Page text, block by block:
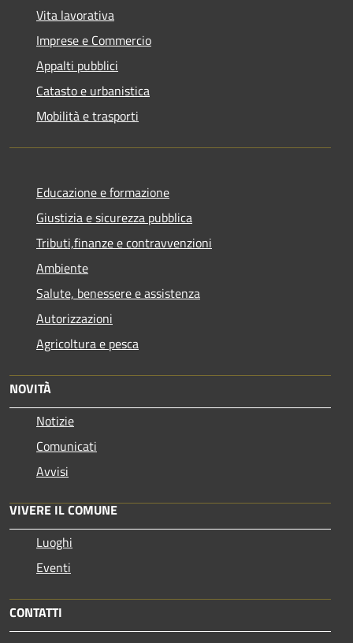
Vita lavorativa
Imprese e Commercio
Appalti pubblici
Catasto e urbanistica
Mobilità e trasporti
Educazione e formazione
Giustizia e sicurezza pubblica
Tributi,finanze e contravvenzioni
Ambiente
Salute, benessere e assistenza
Autorizzazioni
Agricoltura e pesca
NOVITÀ
Notizie
Comunicati
Avvisi
VIVERE IL COMUNE
Luoghi
Eventi
CONTATTI